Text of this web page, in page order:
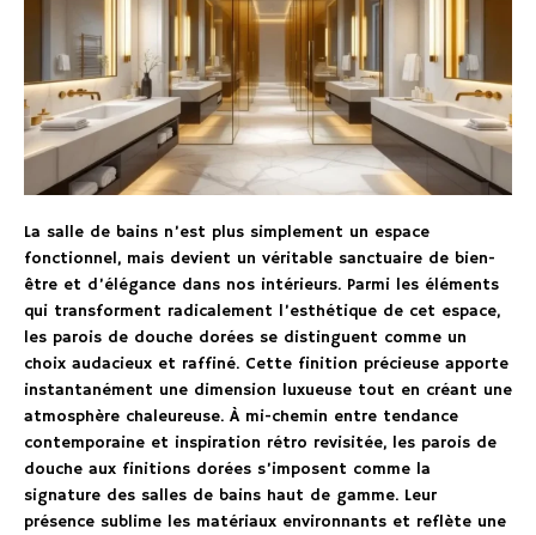
La salle de bains n’est plus simplement un espace
fonctionnel, mais devient un véritable sanctuaire de bien-
être et d’élégance dans nos intérieurs. Parmi les éléments
qui transforment radicalement l’esthétique de cet espace,
les parois de douche dorées se distinguent comme un
choix audacieux et raffiné. Cette finition précieuse apporte
instantanément une dimension luxueuse tout en créant une
atmosphère chaleureuse. À mi-chemin entre tendance
contemporaine et inspiration rétro revisitée, les parois de
douche aux finitions dorées s’imposent comme la
signature des salles de bains haut de gamme. Leur
présence sublime les matériaux environnants et reflète une